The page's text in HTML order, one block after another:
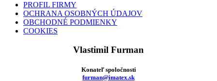
PROFIL FIRMY
OCHRANA OSOBNÝCH ÚDAJOV
OBCHODNÉ PODMIENKY
COOKIES
Vlastimil Furman
Konateľ spoločnosti
furman@imatex.sk